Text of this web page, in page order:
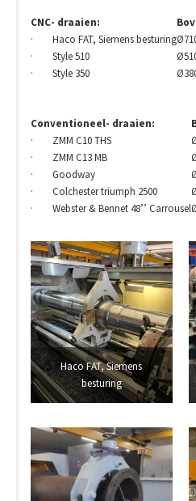
CNC- draaien:
· Haco FAT, Siemens besturing
· Style 510
· Style 350
Conventioneel- draaien:
· ZMM C10 THS
· ZMM C13 MB
· Goodway
· Colchester triumph 2500
· Webster & Bennet 48’’ Carrousel
Haco FAT, Siemens
besturing